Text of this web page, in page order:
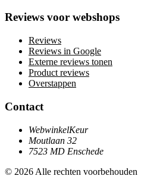
Reviews voor webshops
Reviews
Reviews in Google
Externe reviews tonen
Product reviews
Overstappen
Contact
WebwinkelKeur
Moutlaan 32
7523 MD Enschede
© 2026 Alle rechten voorbehouden